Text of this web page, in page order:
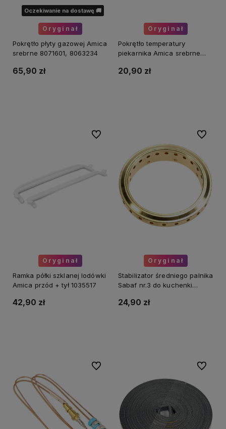
Oczekiwanie na dostawę 🚚
Oryginał
Pokrętło płyty gazowej Amica
srebrne 8071601, 8063234
65,90 zł
Oryginał
Pokrętło temperatury
piekarnika Amica srebrne
20,90 zł
Oryginał
Ramka półki szklanej lodówki
Amica przód + tył 1035517
42,90 zł
Do ulubionych
Oryginał
Stabilizator średniego palnika
Sabaf nr.3 do kuchenki
24,90 zł
Do
Do ulubionych Do